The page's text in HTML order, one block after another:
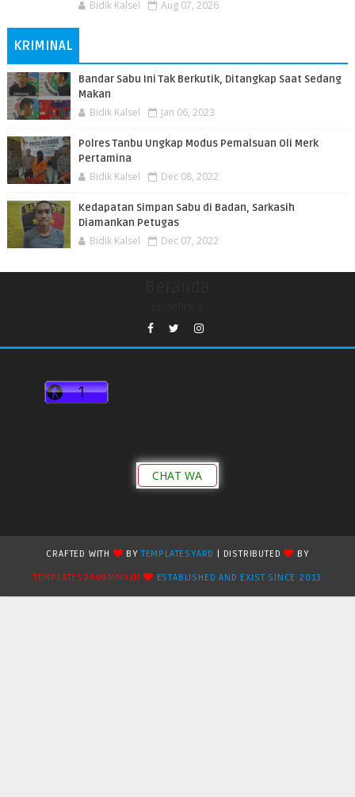
Bidik Kalsel Aug 07, 2026
KRIMINAL
Bandar Sabu Ini Tak Berkutik, Ditangkap Saat Sedang
Makan
Bidik Kalsel Jan 06, 2023
Polres Tanbu Ungkap Modus Pemalsuan Oli Merk
Pertamina
Bidik Kalsel Dec 08, 2022
Kedapatan Simpan Sabu di Badan, Sarkasih
Diamankan Petugas
Bidik Kalsel Dec 07, 2022
CHAT WA
CRAFTED WITH BYTEMPLATESYARD | DISTRIBUTED
BY
TEMPLATES2909MMXXII
ESTABLISHED AND EXIST SINCE 2013